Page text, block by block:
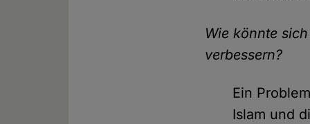
Wie könnte
verbessern?
Ein
Islam und